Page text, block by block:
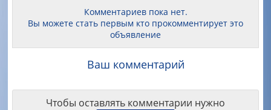
Комментариев пока нет.
Вы можете стать первым кто прокомментирует это
объявление
Ваш комментарий
Чтобы оставлять комментарии нужно